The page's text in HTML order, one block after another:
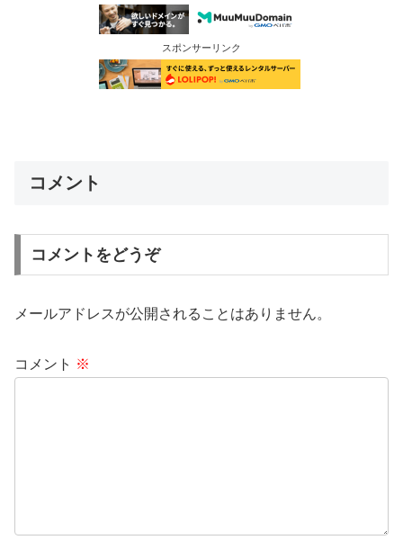
スポンサーリンク
コメント
コメントをどうぞ
メールアドレスが公開されることはありません。
コメント ※